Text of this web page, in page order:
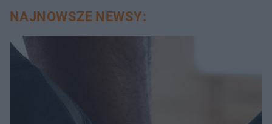
NAJNOWSZE NEWSY: